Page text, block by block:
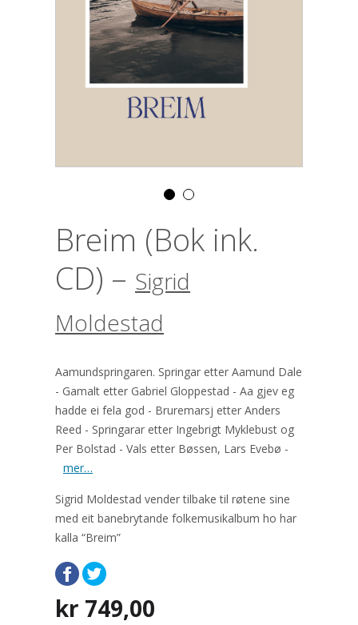
Breim (Bok ink.
CD) – Sigrid
Moldestad
Aamundspringaren. Springar etter Aamund Dale
- Gamalt etter Gabriel Gloppestad - Aa gjev eg
hadde ei fela god - Bruremarsj etter Anders
Reed - Springarar etter Ingebrigt Myklebust og
Per Bolstad - Vals etter Bøssen, Lars Evebø -
mer…
Sigrid Moldestad vender tilbake til røtene sine
med eit banebrytande folkemusikalbum ho har
kalla “Breim”
kr 749,00